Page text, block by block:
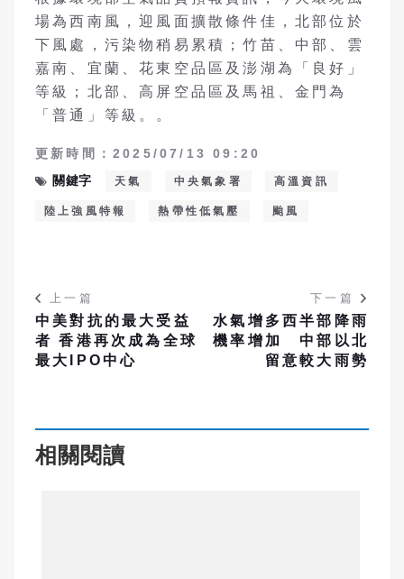
場為西南風，迎風面擴散條件佳，北部位於
下風處，污染物稍易累積；竹苗、中部、雲
嘉南、宜蘭、花東空品區及澎湖為「良好」
等級；北部、高屏空品區及馬祖、金門為
「普通」等級。。
更新時間：2025/07/13 09:20
關鍵字
天氣 中央氣象署 高溫資訊
陸上強風特報 熱帶性低氣壓 颱風
上一篇
中美對抗的最大受益
者 香港再次成為全球
最大IPO中心
下一篇
水氣增多西半部降雨
機率增加 中部以北
留意較大雨勢
相關閱讀